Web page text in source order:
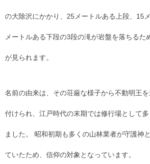
の大除沢にかかり、25メートルある上段、15
メートルある下段の3段の滝が岩盤を落ちるた
が見られます。
名前の由来は、その荘厳な様子から不動明王
付けられ、江戸時代の末期では修行場として
ました。 昭和初期も多くの山林業者が守護神
ていたため、信仰の対象となっています。